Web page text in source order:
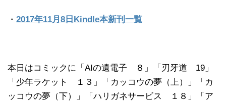
・ 2017年11月8日Kindle本新刊一覧
本日はコミックに「AIの遺電子 ８」「刃牙道 19」
「少年ラケット １３」「カッコウの夢（上）」「カ
ッコウの夢（下）」「ハリガネサービス １８」「ア